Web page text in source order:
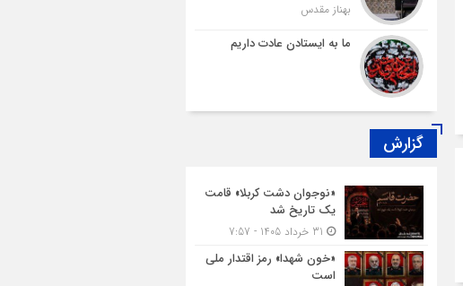
بهناز مقدس
ما به ایستادن عادت داریم
گزارش
«نوجوان دشت کربلا» قامت
یک تاریخ شد
«خون شهدا» رمز اقتدار ملی
است